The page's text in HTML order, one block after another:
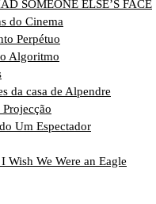
SOMEONE ELSE’S FACE
do Cinema
Perpétuo
Algoritmo
da casa de Alpendre
Projecção
Um Espectador
Wish We Were an Eagle